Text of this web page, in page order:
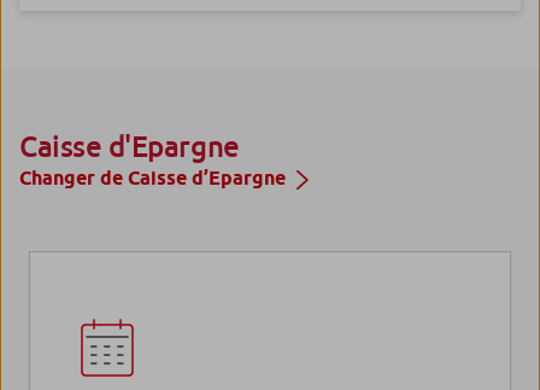
Caisse d'Epargne
Changer de Caisse d’Epargne